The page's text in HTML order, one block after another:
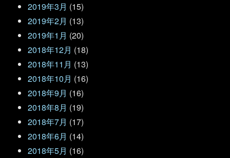
2019年3月 (15)
2019年2月 (13)
2019年1月 (20)
2018年12月 (18)
2018年11月 (13)
2018年10月 (16)
2018年9月 (16)
2018年8月 (19)
2018年7月 (17)
2018年6月 (14)
2018年5月 (16)